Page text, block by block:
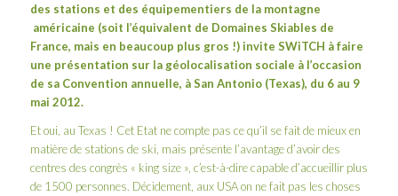
des stations et des équipementiers de la montagne
américaine (soit l’équivalent de Domaines Skiables de
France, mais en beaucoup plus gros !) invite SWiTCH à faire
une présentation sur la géolocalisation sociale à l’occasion
de sa Convention annuelle, à San Antonio (Texas), du 6 au 9
mai 2012.
Et oui, au Texas ! Cet Etat ne compte pas ce qu’il se fait de mieux en
matière de stations de ski, mais présente l’avantage d’avoir des
centres des congrès « king size », c’est-à-dire capable d’accueillir plus
de 1500 personnes. Décidement, aux USA on ne fait pas les choses